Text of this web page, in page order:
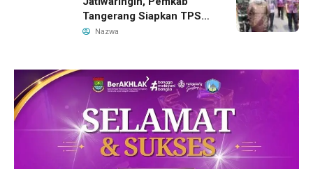
Tangerang Siapkan TPS3R
Baru di Tigaraksa
Nazwa